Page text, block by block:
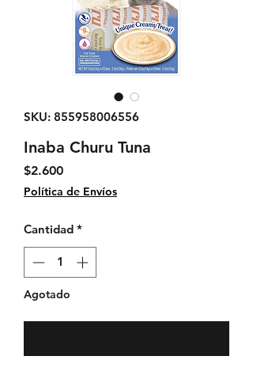
SKU: 855958006556
Inaba Churu Tuna
$2.600Precio
Política de Envíos
Cantidad *
Agotado